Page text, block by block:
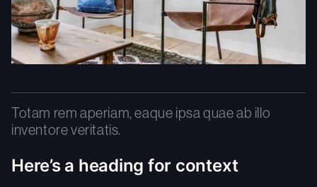
Totam rem aperiam, eaque ipsa quae ab illo
inventore veritatis.
Here’s a heading for context